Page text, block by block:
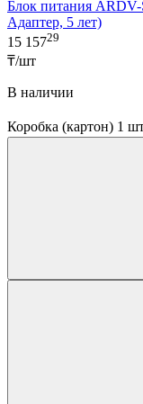
Блок питания
Адаптер, 5 лет)
15 15729
₸/шт
В наличии
Коробка (картон) 1